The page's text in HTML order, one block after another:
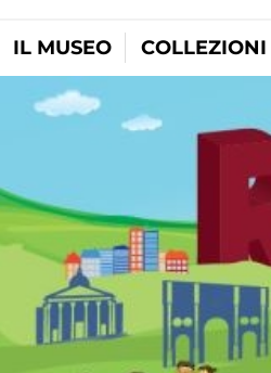
IL MUSEO COLLEZIONI